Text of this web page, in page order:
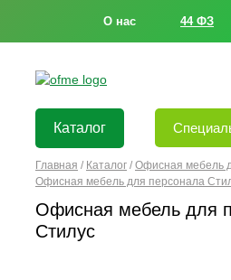
О нас 44 ФЗ
Каталог
Главная / Каталог / Офисная мебель
Офисная мебель для персонала
Офисная мебель для
Стилус